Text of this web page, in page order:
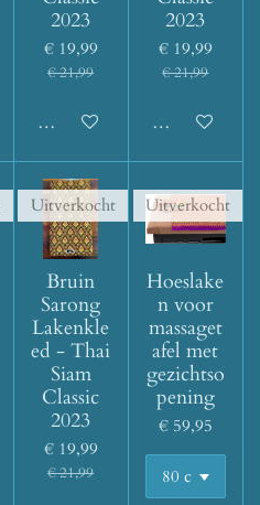
de hoogte
2023
€ 19,99
€ 21,99
Houd mij op de hoogte
2023
€ 19,99
€ 21,99
Houd mij op
Uitverkocht
Bruin
Sarong
Lakenkle
ed - Thai
Siam
Classic
2023
€ 19,99
€ 21,99
Uitverkocht
Hoeslake
n voor
massaget
afel met
gezichtso
pening
€ 59,95